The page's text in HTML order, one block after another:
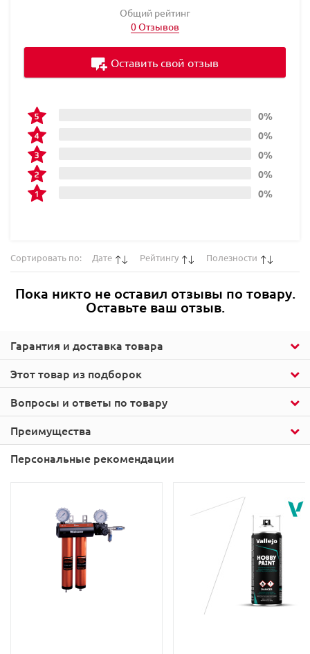
Этот товар из подборок
Гарантия и доставка товара
Общий рейтинг
0 Отзывов
0%
0%
0%
0%
0%
Оставить свой отзыв
Сортировать по: Дате Рейтингу Полезности
Пока никто не оставил отзывы по товару.
Оставьте ваш отзыв.
Вопросы и ответы по товару
Преимущества
Персональные рекомендации